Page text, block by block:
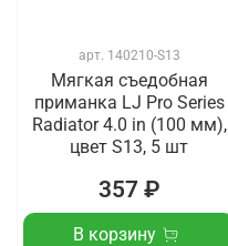
арт. 140210-S13
Мягкая съедобная
приманка LJ Pro Series
Radiator 4.0 in (100 мм),
цвет S13, 5 шт
357 ₽
В корзину